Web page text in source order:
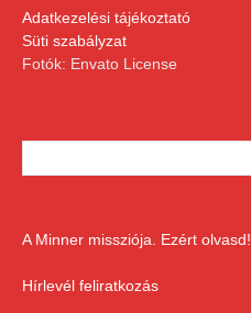
Adatkezelési tájékoztató
Süti szabályzat
Fotók: Envato License
A Minner missziója. Ezért olvasd!
Hírlevél feliratkozás